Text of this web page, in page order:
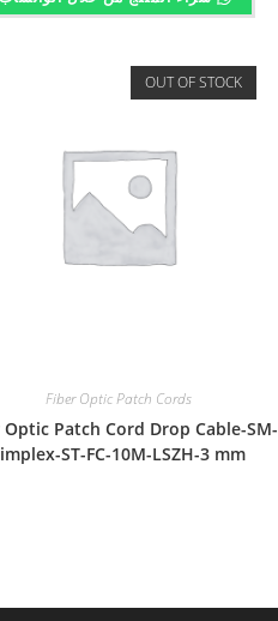
OUT OF STOCK
Fiber Optic Patch Cords
Optic Patch Cord Drop Cable-SM-
ST-FC-10M-LSZH-3 mm